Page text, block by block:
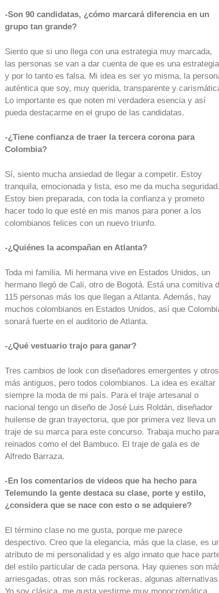
-Son 90 candidatas, ¿cómo marcará diferencia en un
grupo tan grande?
Siento que si uno llega con una estrategia muy marcada,
las personas se van a dar cuenta de que es una estrategia
y por lo tanto es falsa. Mi idea es ser yo misma, la
auténtica que soy, muy querida, transparente y
Lo importante es que noten mi verdadera esencia y así
pueda destacarme en el grupo de las candidatas.
-¿Tiene confianza de traer la tercera corona para
Colombia?
Sí, siento mucha ansiedad de llegar a competir. Estoy
tranquila, emocionada y lista, eso me da mucha
Estoy bien preparada, con toda la confianza y prometo
hacer todo lo que esté en mis manos para poner a los
colombianos felices con un nuevo triunfo.
-¿Quiénes la acompañan en Atlanta?
Toda mi familia. Mi hermana vive en Estados Unidos, un
hermano llegó de Cali, otro de Bogotá. Está una comitiva
115 personas más los que llegan a Atlanta. Además, hay
muchos colombianos en Estados Unidos, así que
sonará fuerte en el auditorio de Atlanta.
-¿Qué vestuario trajo para ganar?
Tres cambios de look con diseñadores emergentes y otros
más antiguos, pero todos colombianos. La idea es exaltar
siempre la moda de mi país. Para el traje artesanal o
nacional tengo un diseño de José Luis Roldán, diseñador
huilense de gran trayectoria, que por primera vez lleva un
traje de su marca para este concurso. Trabaja mucho para
reinados como el del Bambuco. El traje de gala es de
Alfredo Barraza.
-En los comentarios de videos que ha hecho para
Telemundo la gente destaca su clase, porte y estilo,
¿considera que se nace con esto o se adquiere?
El término clase no me gusta, porque me parece
despectivo. Creo que la elegancia, más que la clase, es
atributo de mi personalidad y es algo innato que hace
del estilo particular de cada persona. Hay quienes son
arriesgadas, otras son más rockeras, algunas
Yo soy clásica, me gusta vestirme muy monocromática.